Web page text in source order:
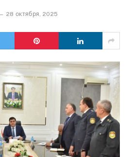
28 октября, 2025